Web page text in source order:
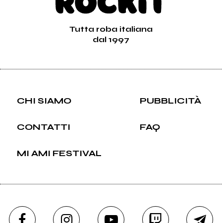
Tutta roba italiana
dal 1997
CHI SIAMO PUBBLICITÀ
CONTATTI FAQ
MI AMI FESTIVAL